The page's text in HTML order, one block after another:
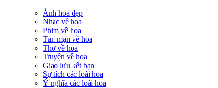
Ảnh hoa đẹp
Nhạc về hoa
Phim về hoa
Tản mạn về hoa
Thơ về hoa
Truyện về hoa
Giao lưu kết bạn
Sự tích các loài hoa
Ý nghĩa các loài hoa